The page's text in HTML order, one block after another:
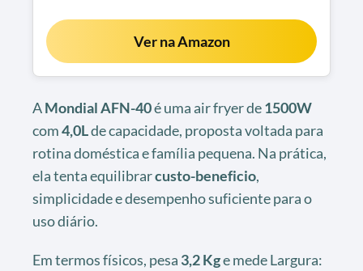
Ver na Amazon
AMondial AFN-40é uma air fryer de1500W
com4,0Lde capacidade, proposta voltada para
rotina doméstica e família pequena. Na prática,
ela tenta equilibrarcusto-beneficio,
simplicidade e desempenho suficiente para o
uso diário.
Em termos físicos, pesa 3,2 Kge mede Largura: